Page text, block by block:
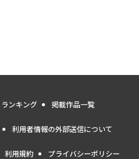
ランキング 掲載作品一覧
利用者情報の外部送信について
利用規約 プライバシーポリシー